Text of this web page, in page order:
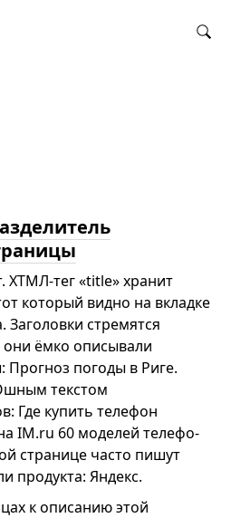
ХТМЛ-тег «title» хранит
который видно на вкладке
Заголовки стремятся
они ёмко описывали
погоды в Риге.
текстом
Где купить теле­фон
IM.ru 60 моде­лей теле­фо­
странице часто пишут
продукта: Яндекс.
к описанию этой